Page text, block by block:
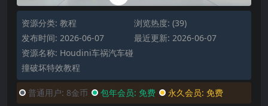
资源分类: 教程
浏览热度: (39)
发布时间: 2026-06-07
最近更新: 2026-06-07
资源名称: Houdini车祸汽车碰
撞破坏特效教程
普通用户: 8金币 包年会员: 免费 永久会员: 免费